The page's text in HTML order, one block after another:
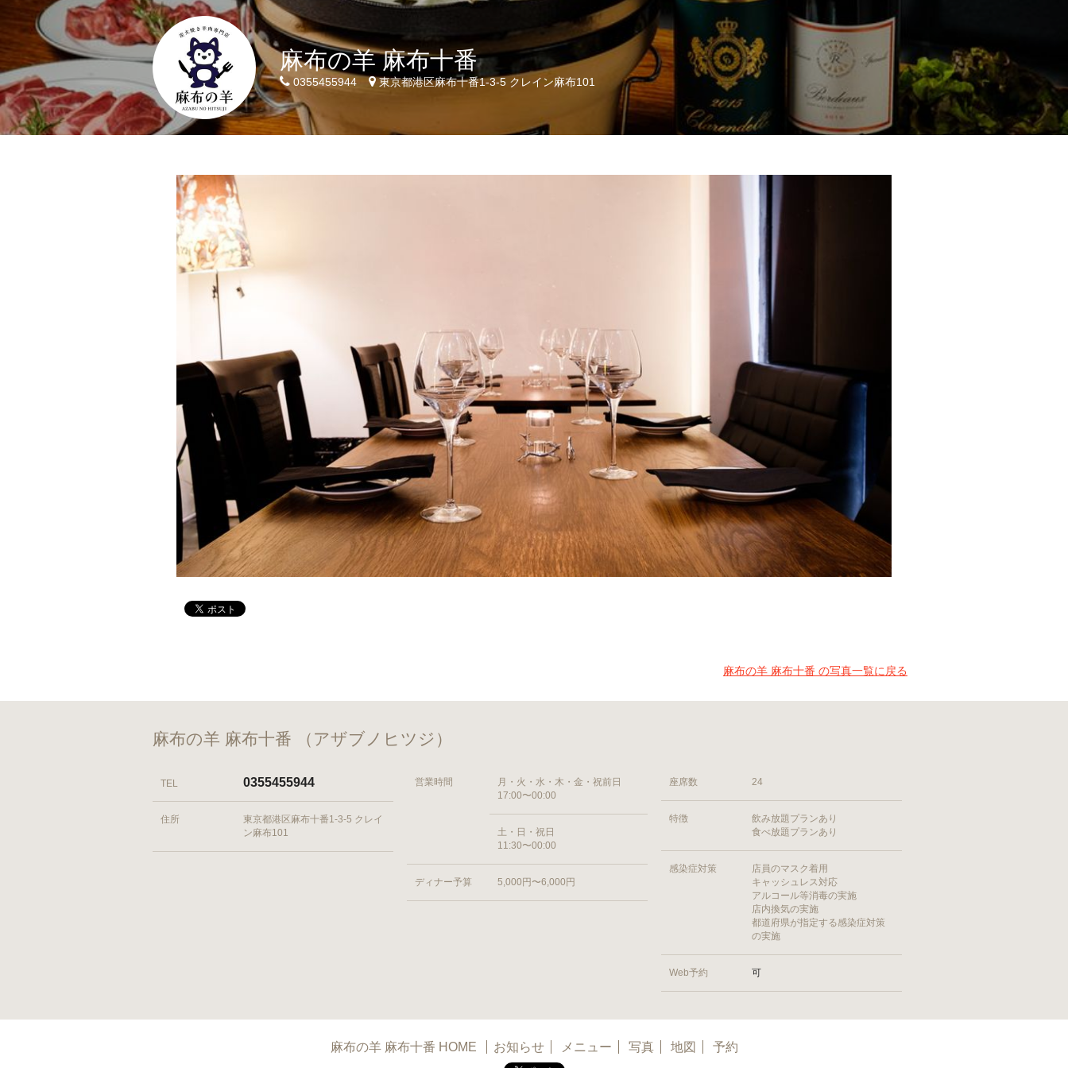
麻布の羊 麻布十番
0355455944 東京都港区麻布十番1-3-5 クレイン麻布101
麻布の羊 麻布十番 の写真一覧に戻る
麻布の羊 麻布十番 （アザブノヒツジ）
TEL 0355455944
住所
東京都港区麻布十番1-3-5 クレイ
ン麻布101
営業時間
月・火・水・木・金・祝前日
17:00〜00:00
土・日・祝日
11:30〜00:00
ディナー予算 5,000円〜6,000円
座席数 24
特徴
飲み放題プランあり
食べ放題プランあり
感染症対策
店員のマスク着用
キャッシュレス対応
アルコール等消毒の実施
店内換気の実施
都道府県が指定する感染症対策
の実施
Web予約 可
麻布の羊 麻布十番 HOME お知らせ メニュー 写真 地図 予約